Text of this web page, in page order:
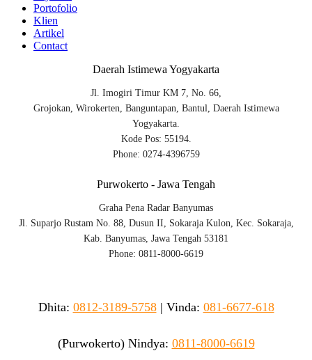
Portofolio
Klien
Artikel
Contact
Daerah Istimewa Yogyakarta
Jl. Imogiri Timur KM 7, No. 66,
Grojokan, Wirokerten, Banguntapan, Bantul, Daerah Istimewa
Yogyakarta.
Kode Pos: 55194.
Phone: 0274-4396759
Purwokerto - Jawa Tengah
Graha Pena Radar Banyumas
Jl. Suparjo Rustam No. 88, Dusun II, Sokaraja Kulon, Kec. Sokaraja,
Kab. Banyumas, Jawa Tengah 53181
Phone: 0811-8000-6619
Dhita: 0812-3189-5758| Vinda: 081-6677-618
(Purwokerto) Nindya: 0811-8000-6619